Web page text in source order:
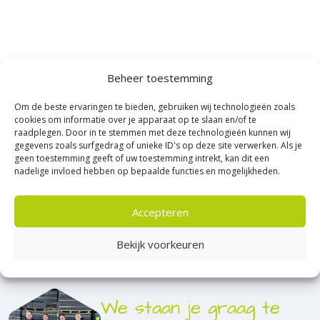
Beheer toestemming
Om de beste ervaringen te bieden, gebruiken wij technologieën zoals
cookies om informatie over je apparaat op te slaan en/of te
raadplegen. Door in te stemmen met deze technologieën kunnen wij
gegevens zoals surfgedrag of unieke ID's op deze site verwerken. Als je
geen toestemming geeft of uw toestemming intrekt, kan dit een
nadelige invloed hebben op bepaalde functies en mogelijkheden.
Accepteren
Bekijk voorkeuren
Bestel betontegels 60×60 cm online voor
een strak tuin- en terrasontwerp
Betontegels 60×60 cm zijn een geliefde keuze voor wie een
rustige, moderne basis wil leggen in de tuin of op het terras.
Met dit formaat ontstaat een open en overzichtelijk beeld,
terwijl het leggen overzichtelijk blijft. Bij Sierbestratingsmarkt
verschillende diktes en uitvoeringen. Ze zijn perfect voor een
solide basis in tuin en terras. Je bestelt eenvoudig online en
wilt creëren zonder een druk patroon. Minder voegen zorgen
voor een kalme uitstraling en maken het oppervlak prettig in
onderhoud. Of je nu een terras, tuinpad, zithoek of andere
Lees meer
We staan je graag te